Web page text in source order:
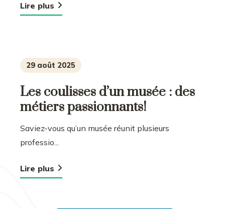
Lire plus
29 août 2025
Les coulisses d’un musée : des
métiers passionnants!
Saviez-vous qu’un musée réunit plusieurs
professio...
Lire plus